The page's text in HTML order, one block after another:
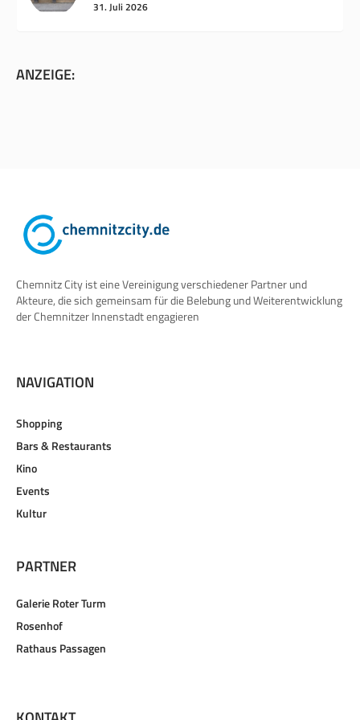
31. Juli 2026
ANZEIGE:
Chemnitz City ist eine Vereinigung verschiedener Partner und
Akteure, die sich gemeinsam für die Belebung und Weiterentwicklung
der Chemnitzer Innenstadt engagieren
NAVIGATION
Shopping
Bars & Restaurants
Kino
Events
Kultur
PARTNER
Galerie Roter Turm
Rosenhof
Rathaus Passagen